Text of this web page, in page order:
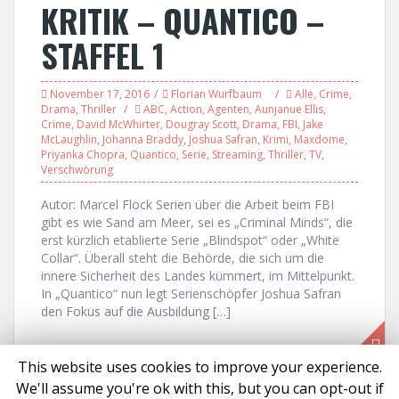
KRITIK – QUANTICO –
STAFFEL 1
November 17, 2016 Florian Wurfbaum Alle, Crime,
Drama, Thriller ABC, Action, Agenten, Aunjanue Ellis,
Crime, David McWhirter, Dougray Scott, Drama, FBI, Jake
McLaughlin, Johanna Braddy, Joshua Safran, Krimi, Maxdome,
Priyanka Chopra, Quantico, Serie, Streaming, Thriller, TV,
Verschwörung
Autor: Marcel Flock Serien über die Arbeit beim FBI
gibt es wie Sand am Meer, sei es „Criminal Minds“, die
erst kürzlich etablierte Serie „Blindspot“ oder „White
Collar“. Überall steht die Behörde, die sich um die
innere Sicherheit des Landes kümmert, im Mittelpunkt.
In „Quantico“ nun legt Serienschöpfer Joshua Safran
den Fokus auf die Ausbildung […]
This website uses cookies to improve your experience.
We'll assume you're ok with this, but you can opt-out if